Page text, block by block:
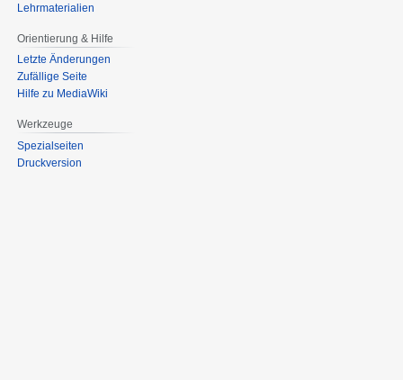
Lehrmaterialien
Orientierung & Hilfe
Letzte Änderungen
Zufällige Seite
Hilfe zu MediaWiki
Werkzeuge
Spezialseiten
Druckversion